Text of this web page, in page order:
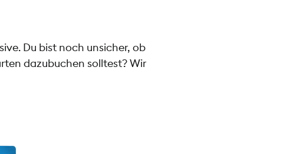
Du bist noch unsicher, ob
dazubuchen solltest? Wir